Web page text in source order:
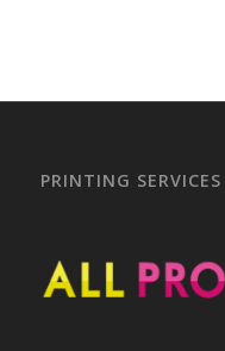
PRINTING SERVICES